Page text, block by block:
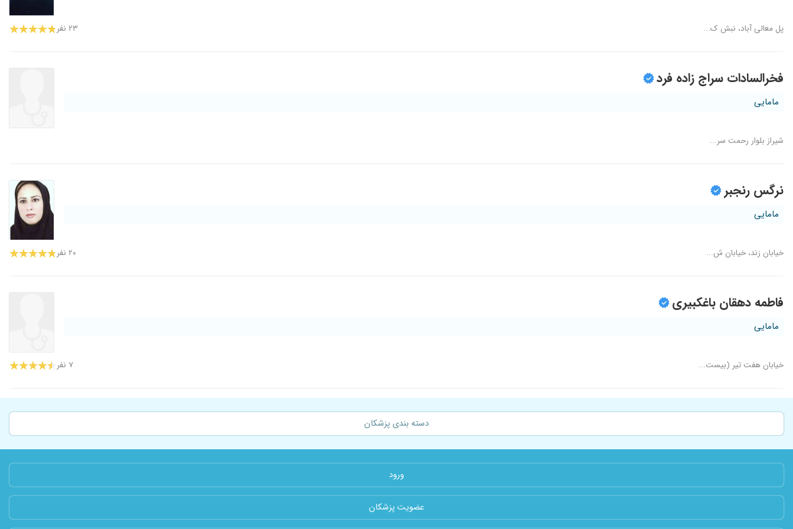
پل معالی آباد، نبش ک... ۲۳ نفر
فخرالسادات سراج زاده فرد
مامایی
شیراز بلوار رحمت سر...
نرگس رنجبر
مامایی
خیابان زند، خیابان ش... ۲۰ نفر
فاطمه دهقان باغکبیری
مامایی
خیابان هفت تیر (بیست... ۷ نفر
دسته بندی پزشکان
ورود
عضویت پزشکان